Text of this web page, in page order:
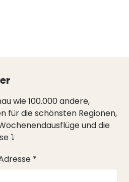
wie 100.000 andere,
für die schönsten Regionen,
und die
⤵
*